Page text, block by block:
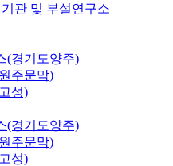
관 및 부설연구소
(경기도양주)
주문막)
성)
(경기도양주)
주문막)
성)